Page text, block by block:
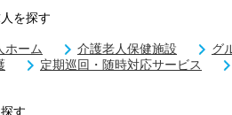
を探す
ホーム 介護老人保健施設 グ
定期巡回・随時対応サービス
す